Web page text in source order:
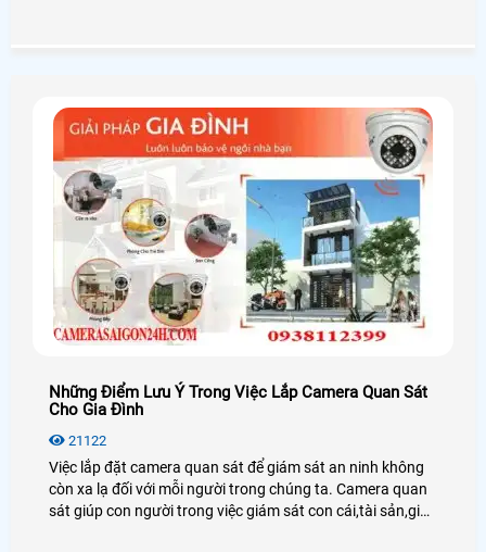
Những Điểm Lưu Ý Trong Việc Lắp Camera Quan Sát
Cho Gia Đình
21122
Việc lắp đặt camera quan sát để giám sát an ninh không
còn xa lạ đối với mỗi người trong chúng ta. Camera quan
sát giúp con người trong việc giám sát con cái,tài sản,giúp